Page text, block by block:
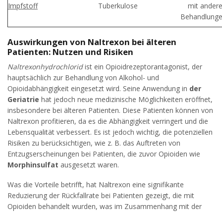
Impfstoff
Tuberkulose
mit
Auswirkungen von Naltrexon bei älteren
Patienten: Nutzen und Risiken
Naltrexonhydrochloridist ein Opioidrezeptorantagonist, der
hauptsächlich zur Behandlung von Alkohol- und
Opioidabhängigkeit eingesetzt wird. Seine Anwendung in der
Geriatrie hat jedoch neue medizinische Möglichkeiten eröffnet,
insbesondere bei älteren Patienten. Diese Patienten können von
Naltrexon profitieren, da es die Abhängigkeit verringert und die
Lebensqualität verbessert. Es ist jedoch wichtig, die potenziellen
Risiken zu berücksichtigen, wie z. B. das Auftreten von
Entzugserscheinungen bei Patienten, die zuvor Opioiden wie
Morphinsulfat ausgesetzt waren.
Was die Vorteile betrifft, hat Naltrexon eine signifikante
Reduzierung der Rückfallrate bei Patienten gezeigt, die mit
Opioiden behandelt wurden, was im Zusammenhang mit der